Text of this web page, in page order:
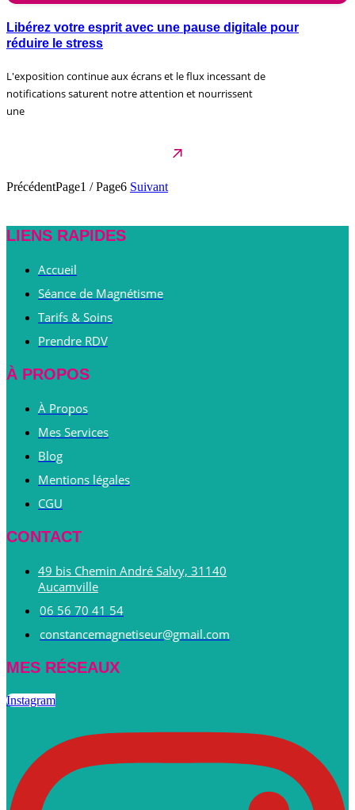
Libérez votre esprit avec une pause digitale pour
réduire le stress
L'exposition continue aux écrans et le flux incessant de
notifications saturent notre attention et nourrissent
une
PrécédentPage1 / Page6 Suivant
LIENS RAPIDES
Accueil
Séance de Magnétisme
Tarifs & Soins
Prendre RDV
À PROPOS
À Propos
Mes Services
Blog
Mentions légales
CGU
CONTACT
49 bis Chemin André Salvy, 31140
Aucamville
06 56 70 41 54
constancemagnetiseur@gmail.com
MES RÉSEAUX
Instagram